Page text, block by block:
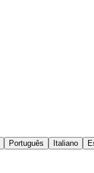
Português Italiano